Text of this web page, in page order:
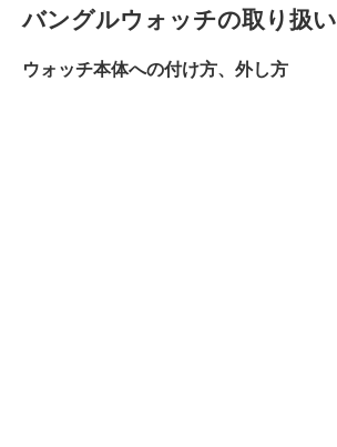
バングルウォッチの取り扱い
ウォッチ本体への付け方、外し方